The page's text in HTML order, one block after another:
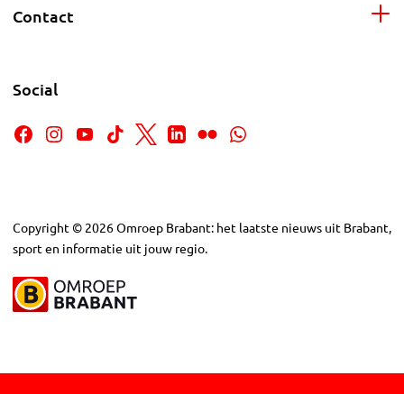
Contact
Social
Copyright © 2026Omroep Brabant: het laatste nieuws uit Brabant,
sport en informatie uit jouw regio.